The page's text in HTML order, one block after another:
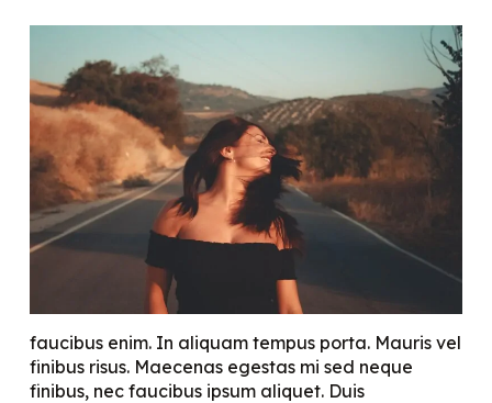
faucibus enim. In aliquam tempus porta. Mauris vel
finibus risus. Maecenas egestas mi sed neque
finibus, nec faucibus ipsum aliquet. Duis